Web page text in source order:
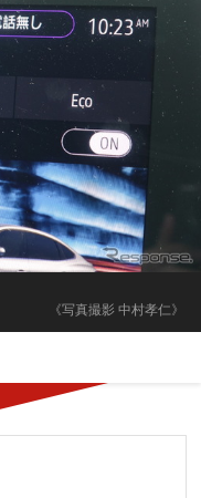
《写真撮影 中村孝仁》